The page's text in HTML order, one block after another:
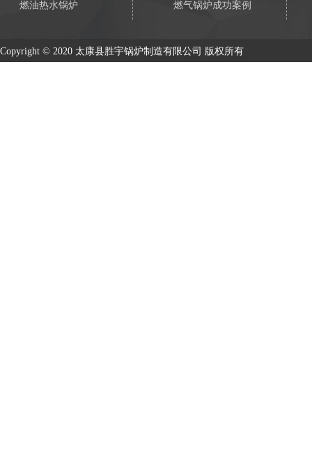
燃油热水锅炉
燃气锅炉成功案例
Copyright © 2020 太康县胜宇锅炉制造有限公司 版权所有